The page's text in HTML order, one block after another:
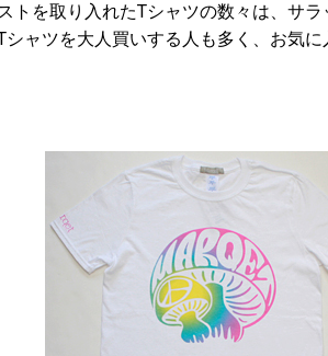
トを取り入れたTシャツの数々は、サ
ャツを大人買いする人も多く、お気